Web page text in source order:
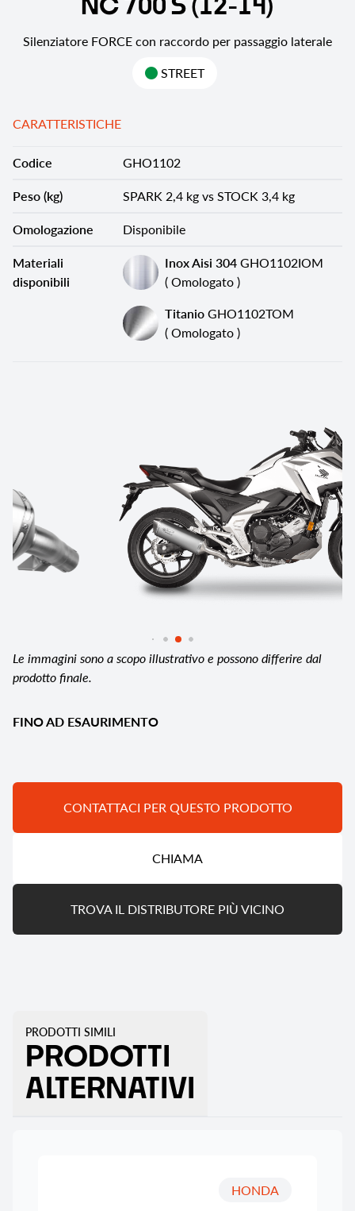
Silenziatore FORCE con raccordo per passaggio laterale
STREET
CARATTERISTICHE
Codice
GHO1102
Peso (kg)
SPARK 2,4 kg vs STOCK 3,4 kg
Omologazione
Disponibile
Materiali
disponibili
Inox Aisi 304GHO1102IOM
( Omologato )
TitanioGHO1102TOM
( Omologato )
Le immagini sono a scopo illustrativo e possono differire dal
prodotto finale.
FINO AD ESAURIMENTO
CONTATTACI PER QUESTO PRODOTTO
CHIAMA
TROVA IL DISTRIBUTORE PIÙ VICINO
PRODOTTI SIMILI
PRODOTTI
ALTERNATIVI
HONDA